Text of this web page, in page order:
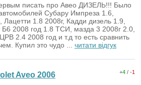
писать про Авео ДИЗЕЛЬ!!! Было
Субару Импреза 1.6,
Лацетти 1.8 2008г, Кадди дизель 1.9,
Б6 2008 год 1.8 ТСИ, мазда 3 2008г 2.0,
2.4 2008 год и т.д то есть сравнить
Купил это чудо ... читати відгук
+4 / -1
Aveo 2006